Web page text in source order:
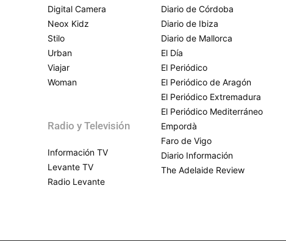
Digital Camera
Neox Kidz
Stilo
Urban
Viajar
Woman
Radio y Televisión
Información TV
Levante TV
Radio Levante
Diario de Córdoba
Diario de Ibiza
Diario de Mallorca
El Día
El Periódico
El Periódico de Aragón
El Periódico Extremadura
El Periódico Mediterráneo
Empordà
Faro de Vigo
Diario Información
The Adelaide Review